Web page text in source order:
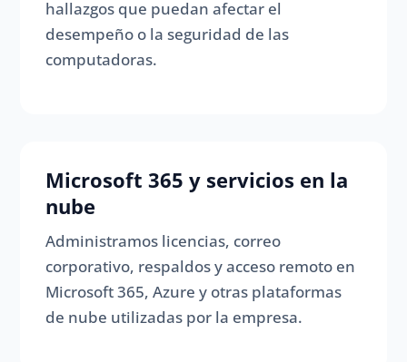
hallazgos que puedan afectar el
desempeño o la seguridad de las
computadoras.
Microsoft 365 y servicios en la
nube
Administramos licencias, correo
corporativo, respaldos y acceso remoto en
Microsoft 365, Azure y otras plataformas
de nube utilizadas por la empresa.